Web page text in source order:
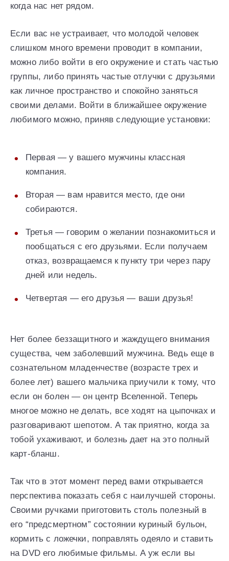
когда нас нет рядом.
Если вас не устраивает, что молодой человек
слишком много времени проводит в компании,
можно либо войти в его окружение и стать частью
группы, либо принять частые отлучки с друзьями
как личное пространство и спокойно заняться
своими делами. Войти в ближайшее окружение
любимого можно, приняв следующие установки:
Первая — у вашего мужчины классная
компания.
Вторая — вам нравится место, где они
собираются.
Третья — говорим о желании познакомиться и
пообщаться с его друзьями. Если получаем
отказ, возвращаемся к пункту три через пару
дней или недель.
Четвертая — его друзья — ваши друзья!
Нет более беззащитного и жаждущего внимания
существа, чем заболевший мужчина. Ведь еще в
сознательном младенчестве (возрасте трех и
более лет) вашего мальчика приучили к тому, что
если он болен — он центр Вселенной. Теперь
многое можно не делать, все ходят на цыпочках и
разговаривают шепотом. А так приятно, когда за
тобой ухаживают, и болезнь дает на это полный
карт-бланш.
Так что в этот момент перед вами открывается
перспектива показать себя с наилучшей стороны.
Своими ручками приготовить столь полезный в
его “предсмертном” состоянии куриный бульон,
кормить с ложечки, поправлять одеяло и ставить
на DVD его любимые фильмы. А уж если вы